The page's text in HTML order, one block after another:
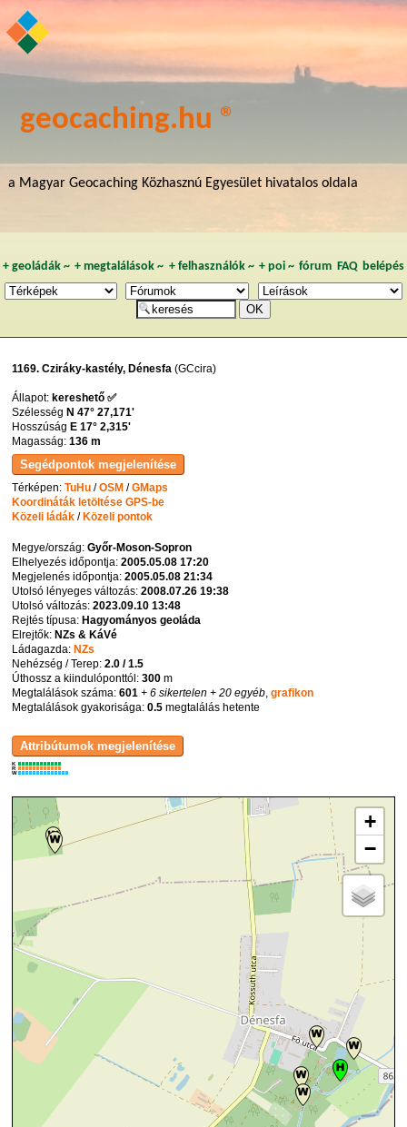
geocaching.hu ®
a Magyar Geocaching Közhasznú Egyesület hivatalos oldala
+ geoládák~ +megtalálások ~ + felhasználók~ + poi~ fórum FAQ belépés
1169. Cziráky-kastély, Dénesfa (GCcira)
Állapot:kereshető ✅
SzélességN 47° 27,171'
HosszúságE 17° 2,315'
Magasság:136 m
Térképen:TuHu /OSM /GMaps
Koordináták letöltése GPS-be
Közeli ládák /Közeli pontok
Megye/ország:Győr-Moson-Sopron
Elhelyezés időpontja:2005.05.08 17:20
Megjelenés időpontja:2005.05.08 21:34
Utolsó lényeges változás:2008.07.26 19:38
Utolsó változás:2023.09.10 13:48
Rejtés típusa:Hagyományos geoláda
Elrejtők:NZs & KáVé
Ládagazda:NZs
Nehézség / Terep:2.0 / 1.5
Úthossz a kiindulóponttól:300 m
Megtalálások száma:601 + 6 sikertelen + 20 egyéb ,grafikon
Megtalálások gyakorisága:0.5 megtalálás hetente
K
R
W
+
−